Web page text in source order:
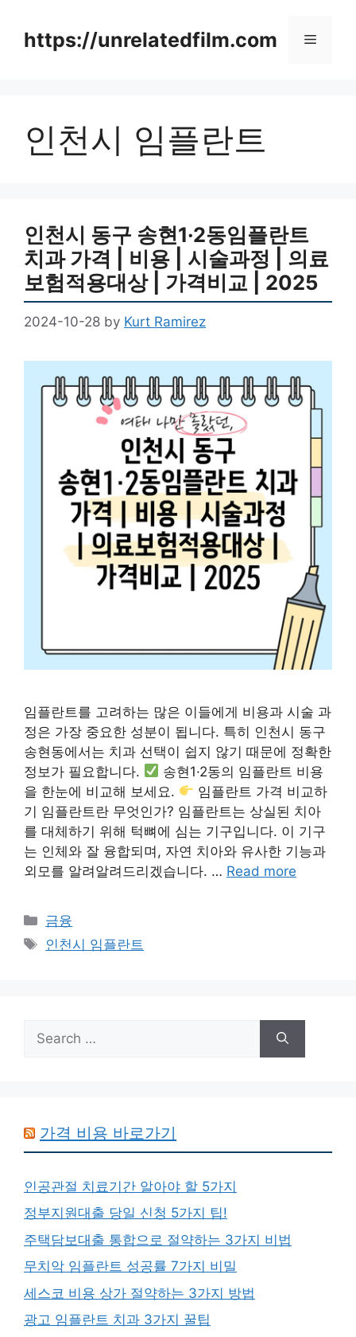
contenthttps://unrelatedfilm.com Menu
인천시 임플란트
인천시 동구 송현1·2동임플란트
치과 가격 | 비용 | 시술과정 | 의료
보험적용대상 | 가격비교 | 2025
2024-10-28 by Kurt Ramirez
임플란트를 고려하는 많은 이들에게 비용과 시술 과
정은 가장 중요한 성분이 됩니다. 특히 인천시 동구
송현동에서는 치과 선택이 쉽지 않기 때문에 정확한
정보가 필요합니다.
송현1·2동의 임플란트 비용
을 한눈에 비교해 보세요.
임플란트 가격 비교하
기 임플란트란 무엇인가? 임플란트는 상실된 치아
를 대체하기 위해 턱뼈에 심는 기구입니다. 이 기구
는 인체와 잘 융합되며, 자연 치아와 유사한 기능과
외모를 알려알려드리겠습니다. … Read more
Categories
금융
Tags
인천시 임플란트
for:
가격 비용 바로가기
인공관절 치료기간 알아야 할 5가지
정부지원대출 당일 신청 5가지 팁!
주택담보대출 통합으로 절약하는 3가지 비법
무치악 임플란트 성공률 7가지 비밀
세스코 비용 상가 절약하는 3가지 방법
광고 임플란트 치과 3가지 꿀팁